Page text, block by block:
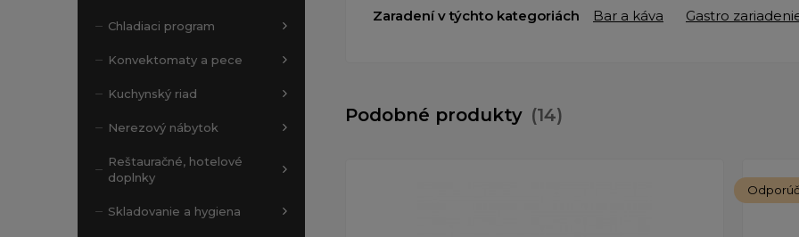
Chladiaci program
Konvektomaty a pece
Kuchynský riad
Nerezový nábytok
Reštauračné, hotelové
doplnky
Skladovanie a hygiena
Zaradení v týchto kategoriách Bar a káva Gastro
Podobné produkty (14)